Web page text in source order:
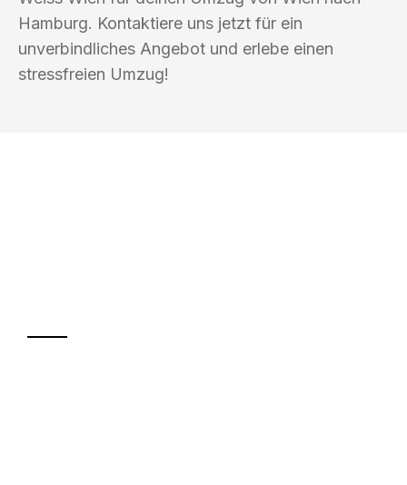
Hamburg. Kontaktiere uns jetzt für ein
unverbindliches Angebot und erlebe einen
stressfreien Umzug!